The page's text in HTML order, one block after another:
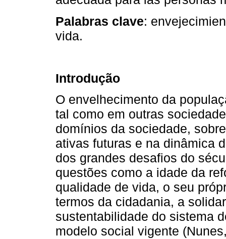
Palabras clave:
vida.
Introdução
O envelhecimento da
tal como em outras
domínios da sociedade,
ativas futuras e na dinâmica
dos grandes desafios do
questões como a idade da
qualidade de vida, o seu
termos da cidadania, a
sustentabilidade do sistema
modelo social vigente